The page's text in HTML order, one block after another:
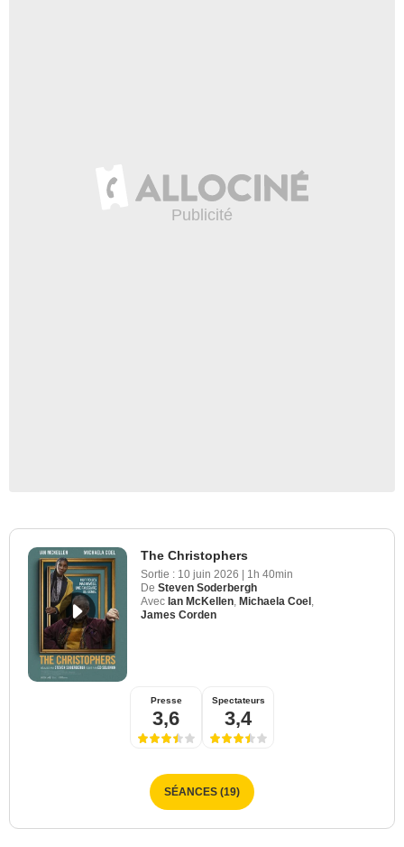
The Christophers
Sortie : 10 juin 2026 | 1h 40min
De Steven Soderbergh
Avec Ian McKellen Michaela Coel
James Corden
Presse
3,6
Spectateurs
3,4
SÉANCES (19)